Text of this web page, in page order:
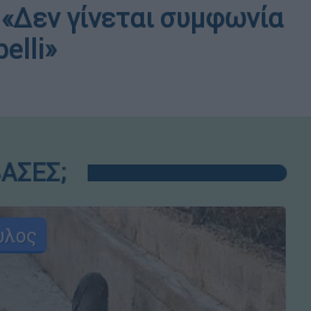
γίνεται συμφωνία